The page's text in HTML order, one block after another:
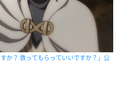
か？ 救ってもらっていいですか？」公